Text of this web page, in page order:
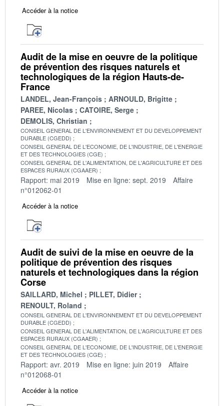
Accéder à la notice
Audit de la mise en oeuvre de la politique
de prévention des risques naturels et
technologiques de la région Hauts-de-
France
LANDEL, Jean-François
ARNOULD, Brigitte
PAREE, Nicolas
CATOIRE, Serge
DEMOLIS, Christian
CONSEIL GENERAL DE L'ENVIRONNEMENT ET DU DEVELOPPEMENT
DURABLE (CGEDD)
CONSEIL GENERAL DE L'ECONOMIE, DE L'INDUSTRIE, DE L'ENERGIE
ET DES TECHNOLOGIES (CGE)
CONSEIL GENERAL DE L'ALIMENTATION, DE L'AGRICULTURE ET DES
ESPACES RURAUX (CGAAER)
Rapport: mai 2019 Mise en ligne: sept. 2019
Affaire
n°012062-01
Accéder à la notice
Audit de suivi de la mise en oeuvre de la
politique de prévention des risques
naturels et technologiques dans la région
Corse
SAILLARD, Michel
PILLET, Didier
RENOULT, Roland
CONSEIL GENERAL DE L'ENVIRONNEMENT ET DU DEVELOPPEMENT
DURABLE (CGEDD)
CONSEIL GENERAL DE L'ALIMENTATION, DE L'AGRICULTURE ET DES
ESPACES RURAUX (CGAAER)
CONSEIL GENERAL DE L'ECONOMIE, DE L'INDUSTRIE, DE L'ENERGIE
ET DES TECHNOLOGIES (CGE)
Rapport: avr. 2019 Mise en ligne: juin 2019
Affaire
n°012068-01
Accéder à la notice